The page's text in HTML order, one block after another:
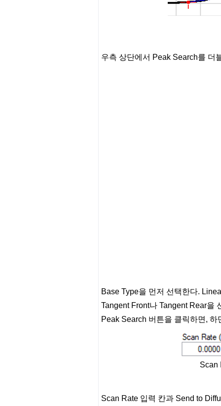
우측 상단에서 Peak Search를 더
Base Type을 먼저 선택한다.
Tangent Front나 Tangent Rear을
Peak Search 버튼을 클릭하면,
Scan
Scan Rate 입력 칸과 Send to